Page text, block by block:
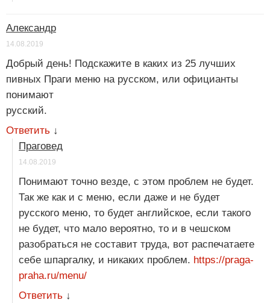
Александр
14.08.2019
Добрый день! Подскажите в каких из 25 лучших
пивных Праги меню на русском, или официанты
понимают
русский.
Ответить ↓
Праговед
14.08.2019
Понимают точно везде, с этом проблем не будет.
Так же как и с меню, если даже и не будет
русского меню, то будет английское, если такого
не будет, что мало вероятно, то и в чешском
разобраться не составит труда, вот распечатаете
себе шпаргалку, и никаких проблем. https://praga-
praha.ru/menu/
Ответить ↓